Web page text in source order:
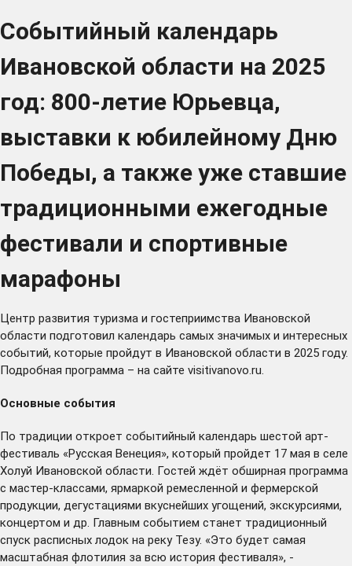
Событийный календарь
Ивановской области на 2025
год: 800-летие Юрьевца,
выставки к юбилейному Дню
Победы, а также уже ставшие
традиционными ежегодные
фестивали и спортивные
марафоны
Центр развития туризма и гостеприимства Ивановской
области подготовил календарь самых значимых и интересных
событий, которые пройдут в Ивановской области в 2025 году.
Подробная программа – на сайте visitivanovo.ru
Основные события
По традиции откроет событийный календарь шестой арт-
фестиваль «Русская Венеция», который пройдет 17 мая в селе
Холуй Ивановской области. Гостей ждёт обширная программа
с мастер-классами, ярмаркой ремесленной и фермерской
продукции, дегустациями вкуснейших угощений, экскурсиями,
концертом и др. Главным событием станет традиционный
спуск расписных лодок на реку Тезу. «Это будет самая
масштабная флотилия за всю история фестиваля», -